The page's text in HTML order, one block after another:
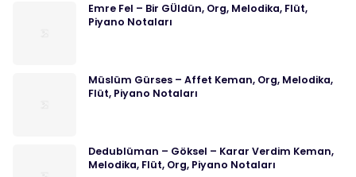
Emre Fel – Bir GÜldün, Org, Melodika, Flüt,
Piyano Notaları
Müslüm Gürses – Affet Keman, Org, Melodika,
Flüt, Piyano Notaları
Dedublüman – Göksel – Karar Verdim Keman,
Melodika, Flüt, Org, Piyano Notaları